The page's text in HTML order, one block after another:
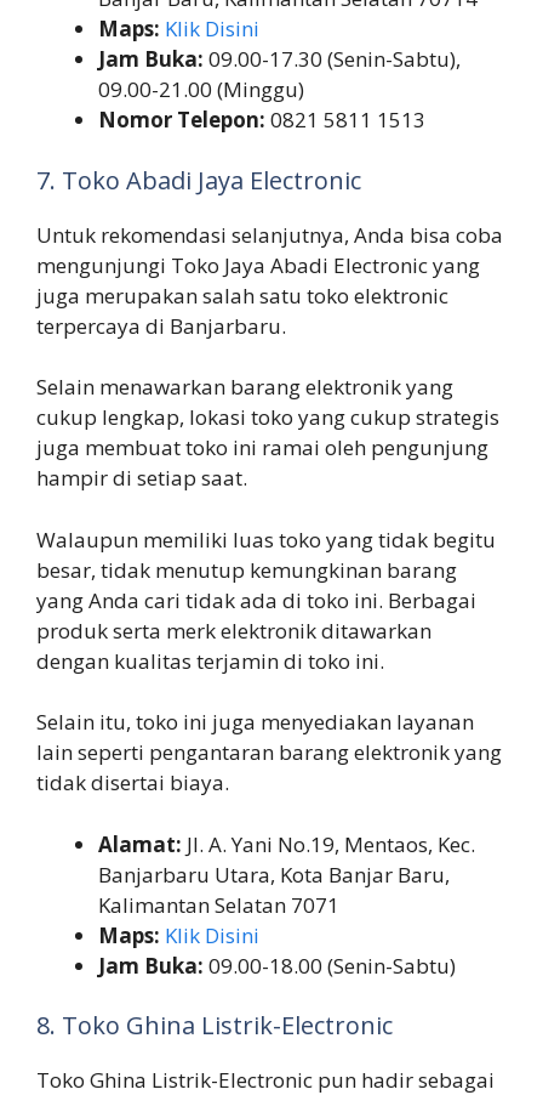
Maps: Klik Disini
Jam Buka: 09.00-17.30 (Senin-Sabtu),
09.00-21.00 (Minggu)
Nomor Telepon: 0821 5811 1513
7. Toko Abadi Jaya Electronic
Untuk rekomendasi selanjutnya, Anda bisa coba
mengunjungi Toko Jaya Abadi Electronic yang
juga merupakan salah satu toko elektronic
terpercaya di Banjarbaru.
Selain menawarkan barang elektronik yang
cukup lengkap, lokasi toko yang cukup strategis
juga membuat toko ini ramai oleh pengunjung
hampir di setiap saat.
Walaupun memiliki luas toko yang tidak begitu
besar, tidak menutup kemungkinan barang
yang Anda cari tidak ada di toko ini. Berbagai
produk serta merk elektronik ditawarkan
dengan kualitas terjamin di toko ini.
Selain itu, toko ini juga menyediakan layanan
lain seperti pengantaran barang elektronik yang
tidak disertai biaya.
Alamat: Jl. A. Yani No.19, Mentaos, Kec.
Banjarbaru Utara, Kota Banjar Baru,
Kalimantan Selatan 7071
Maps: Klik Disini
Jam Buka: 09.00-18.00 (Senin-Sabtu)
8. Toko Ghina Listrik-Electronic
Toko Ghina Listrik-Electronic pun hadir sebagai